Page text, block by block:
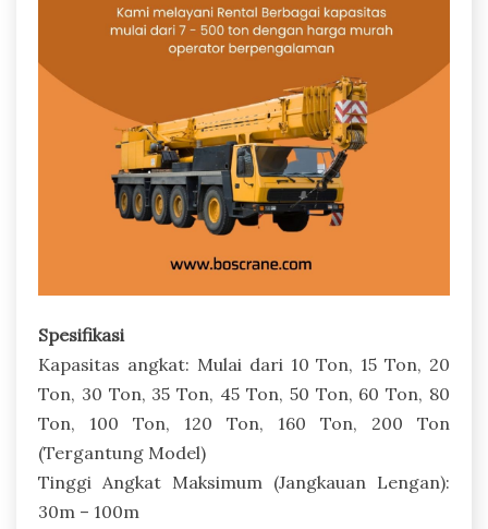
Spesifikasi
Kapasitas angkat: Mulai dari 10 Ton, 15 Ton, 20
Ton, 30 Ton, 35 Ton, 45 Ton, 50 Ton, 60 Ton, 80
Ton, 100 Ton, 120 Ton, 160 Ton, 200 Ton
(Tergantung Model)
Tinggi Angkat Maksimum (Jangkauan Lengan):
30m – 100m